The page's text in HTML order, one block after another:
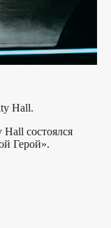
Hall.
Hall состоялся
Герой».